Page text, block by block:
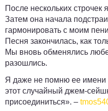
После нескольких строчек
Затем она начала
гармонировать с моим
Песня закончилась, как
Мы вновь обменялись
разошлись.
Я даже не помню ее
этот случайный джем-
присоединиться». –